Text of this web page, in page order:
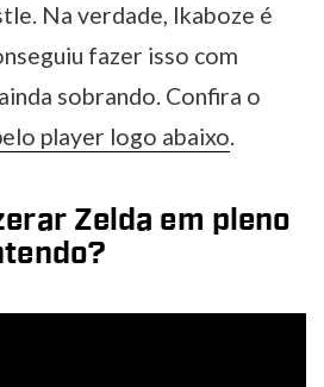
Na verdade, Ikaboze é
fazer isso com
sobrando. Confira o
player logo abaixo.
Zelda em pleno